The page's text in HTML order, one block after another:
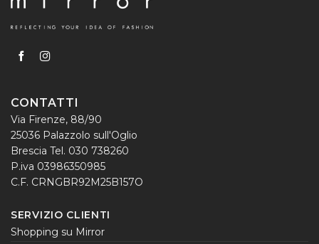
CONTATTI
Via Firenze, 88/90
25036 Palazzolo sull'Oglio
Brescia Tel. 030 738260
P.iva 03986350985
C.F. CRNGBR92M25B157O
SERVIZIO CLIENTI
Shopping su Mirror